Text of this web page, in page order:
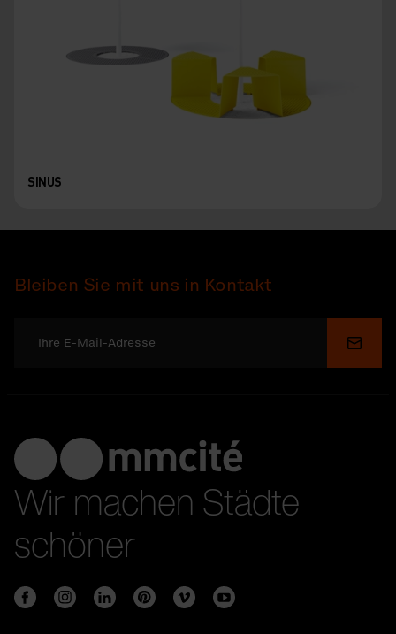
SINUS
Bleiben Sie mit uns in Kontakt
Wir machen Städte
schöner